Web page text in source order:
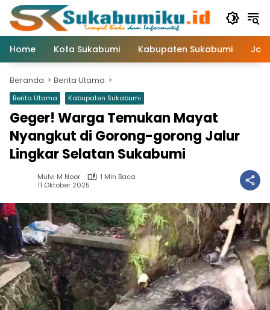
Langsung
konten
Home
Kota Sukabumi Kabupaten Sukabumi
Beranda Berita Utama
Berita Utama Kabupaten Sukabumi
Geger! Warga Temukan Mayat
Nyangkut di Gorong-gorong Jalur
Lingkar Selatan Sukabumi
Mulvi M Noor
1 Min Baca
11 Oktober 2025